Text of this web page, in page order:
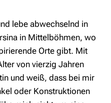
lebe abwechselnd in
in Mittelböhmen, wo
Orte gibt. Mit
von vierzig Jahren
und weiß, dass bei mir
oder Konstruktionen